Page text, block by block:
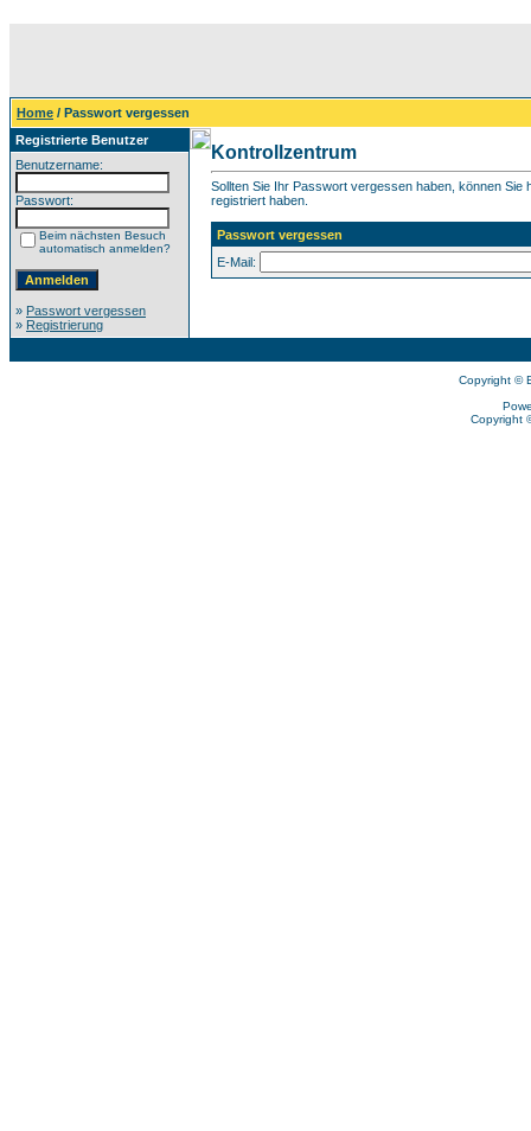
Home / Passwort vergessen
Registrierte Benutzer
Benutzername:
Passwort:
Beim nächsten Besuch
automatisch anmelden?
» Passwort vergessen
» Registrierung
Kontrollzentrum
Sollten Sie Ihr Passwort vergessen haben, können
registriert haben.
Passwort vergessen
E-Mail:
Copyright ©
Copyright